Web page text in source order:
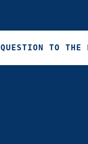
QUESTION TO THE